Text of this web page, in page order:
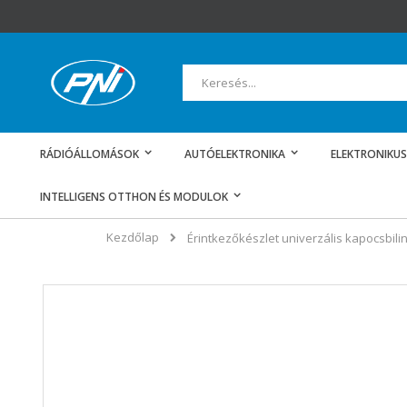
a
RÁDIÓÁLLOMÁSOK AUTÓELEKTRONIKA
INTELLIGENS OTTHON ÉS MODULOK
Kezdőlap Érintkezőkészlet univerzális